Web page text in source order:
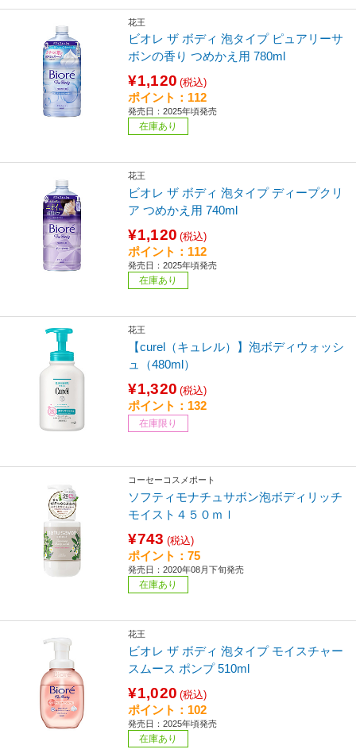
花王
ビオレ ザ ボディ 泡タイプ ピュアリーサ
ボンの香り つめかえ用 780ml
¥1,120 (税込)
ポイント：112
発売日：2025年頃発売
在庫あり
花王
ビオレ ザ ボディ 泡タイプ ディープクリ
ア つめかえ用 740ml
¥1,120 (税込)
ポイント：112
発売日：2025年頃発売
在庫あり
花王
【curel（キュレル）】泡ボディウォッシ
ュ（480ml）
¥1,320 (税込)
ポイント：132
在庫限り
コーセーコスメポート
ソフティモナチュサボン泡ボディリッチ
モイスト４５０ｍｌ
¥743 (税込)
ポイント：75
発売日：2020年08月下旬発売
在庫あり
花王
ビオレ ザ ボディ 泡タイプ モイスチャー
スムース ポンプ 510ml
¥1,020 (税込)
ポイント：102
発売日：2025年頃発売
在庫あり